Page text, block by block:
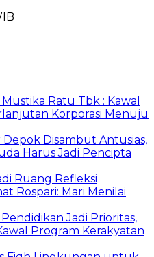
Ratu Tbk : Kawal
Korporasi Menuju
Disambut Antusias,
Harus Jadi Pencipta
Ruang Refleksi
Rospari: Mari Menilai
Jadi Prioritas,
Program Kerakyatan